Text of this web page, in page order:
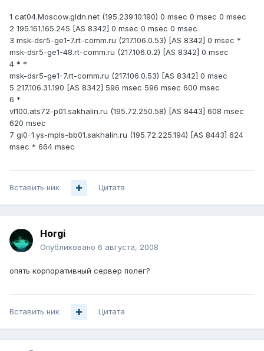
1 cat04.Moscow.gldn.net (195.239.10.190) 0 msec 0 msec 0 msec
2 195.161.165.245 [AS 8342] 0 msec 0 msec 0 msec
3 msk-dsr5-ge1-7.rt-comm.ru (217.106.0.53) [AS 8342] 0 msec *
msk-dsr5-ge1-48.rt-comm.ru (217.106.0.2) [AS 8342] 0 msec
4 * *
msk-dsr5-ge1-7.rt-comm.ru (217.106.0.53) [AS 8342] 0 msec
5 217.106.31.190 [AS 8342] 596 msec 596 msec 600 msec
6 *
vl100.ats72-p01.sakhalin.ru (195.72.250.58) [AS 8443] 608 msec
620 msec
7 gi0-1.ys-mpls-bb01.sakhalin.ru (195.72.225.194) [AS 8443] 624
msec * 664 msec
Вставить ник Цитата
Horgi
Опубликовано 6 августа, 2008
опять корпоративный сервер полег?
Вставить ник Цитата